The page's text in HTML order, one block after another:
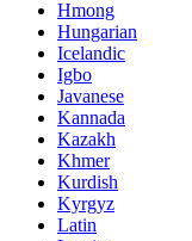
Hmong
Hungarian
Icelandic
Igbo
Javanese
Kannada
Kazakh
Khmer
Kurdish
Kyrgyz
Latin